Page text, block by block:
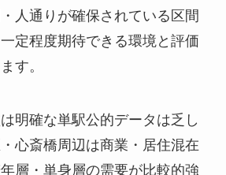
人通りが確保されている区間
定程度期待できる環境と評価
す。
明確な単駅公的データは乏し
心斎橋周辺は商業・居住混在
層・単身層の需要が比較的強